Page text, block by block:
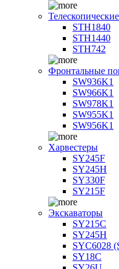
STH1840
STH1440
STH742
Фронтальные
SW936K1
SW966K1
SW978K1
SW955K1
SW956K1
Харвестеры
SY245F
SY245H
SY330F
SY215F
Экскаваторы
SY215C
SY245H
SYC6028
SY18C